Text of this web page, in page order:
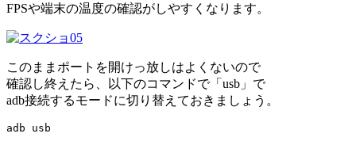
FPSや端末の温度の確認がしやすくなります。
このままポートを開けっ放しはよくないので
確認し終えたら、以下のコマンドで「usb」で
adb接続するモードに切り替えておきましょう。
adb usb